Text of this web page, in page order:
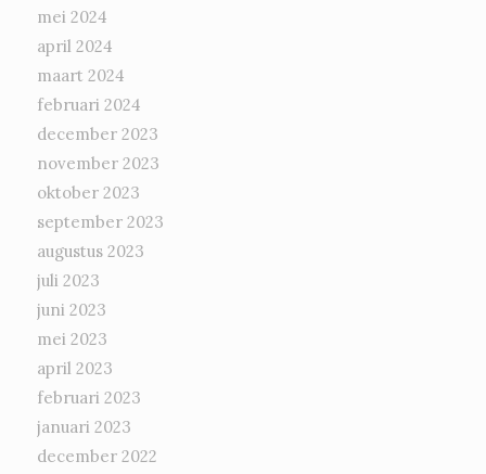
mei 2024
april 2024
maart 2024
februari 2024
december 2023
november 2023
oktober 2023
september 2023
augustus 2023
juli 2023
juni 2023
mei 2023
april 2023
februari 2023
januari 2023
december 2022